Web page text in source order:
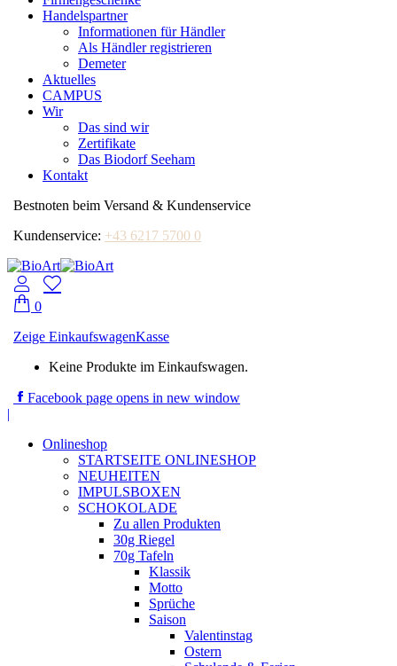
Handelspartner
Informationen für Händler
Als Händler registrieren
Demeter
Aktuelles
CAMPUS
Wir
Das sind wir
Zertifikate
Das Biodorf Seeham
Kontakt
Bestnoten beim Versand & Kundenservice
Kundenservice: +43 6217 5700 0
0
Zeige EinkaufswagenKasse
Keine Produkte im Einkaufswagen.
Facebook page opens in new window
|
Onlineshop
STARTSEITE ONLINESHOP
NEUHEITEN
IMPULSBOXEN
SCHOKOLADE
Zu allen Produkten
30g Riegel
70g Tafeln
Klassik
Motto
Sprüche
Saison
Valentinstag
Ostern